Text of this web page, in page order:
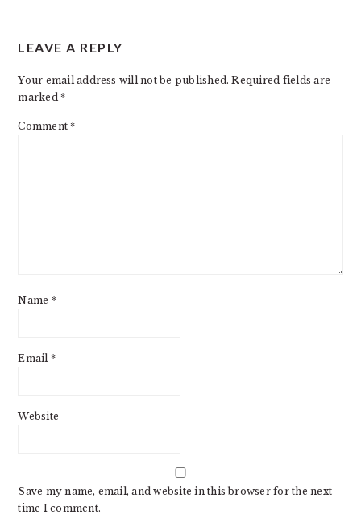
INTERACTIONS
LEAVE A REPLY
Your email address will not be published. Required fields are
marked*
Comment*
Name *
Email *
Website
Save my name, email, and website in this browser for the next
time I comment.